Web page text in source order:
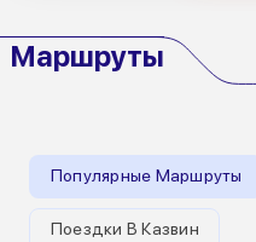
Маршруты
Популярные Маршруты
Поездки В Казвин